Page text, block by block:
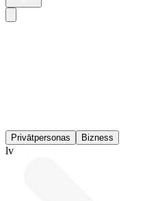
Privātpersonas Bizness
lv